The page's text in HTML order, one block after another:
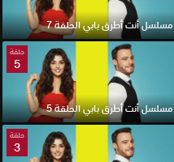
مسلسل أنت أطرق بابي الحلقة 7
حلقة
5
مسلسل أنت أطرق بابي الحلقة 5
حلقة
3